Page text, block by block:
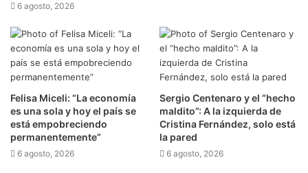
6 agosto, 2026
Felisa Miceli: “La economía
es una sola y hoy el país se
está empobreciendo
permanentemente”
6 agosto, 2026
Sergio Centenaro y el “hecho
maldito”: A la izquierda de
Cristina Fernández, solo está
la pared
6 agosto, 2026